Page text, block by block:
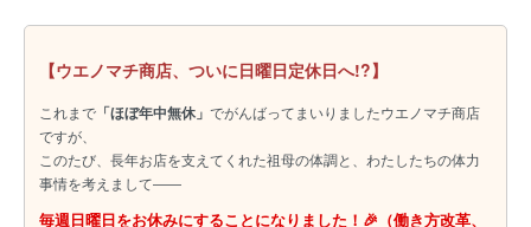
【ウエノマチ商店、ついに日曜日定休日へ!?】
これまで 「ほぼ年中無休」 でがんばってまいりましたウエノマチ商店
ですが、
このたび、長年お店を支えてくれた祖母の体調と、わたしたちの体力
事情を考えまして――
毎週日曜日をお休みにすることになりました！🎉（働き方改革、